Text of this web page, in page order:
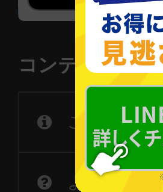
コンテンツ一覧
ご利用の流
よくあるご